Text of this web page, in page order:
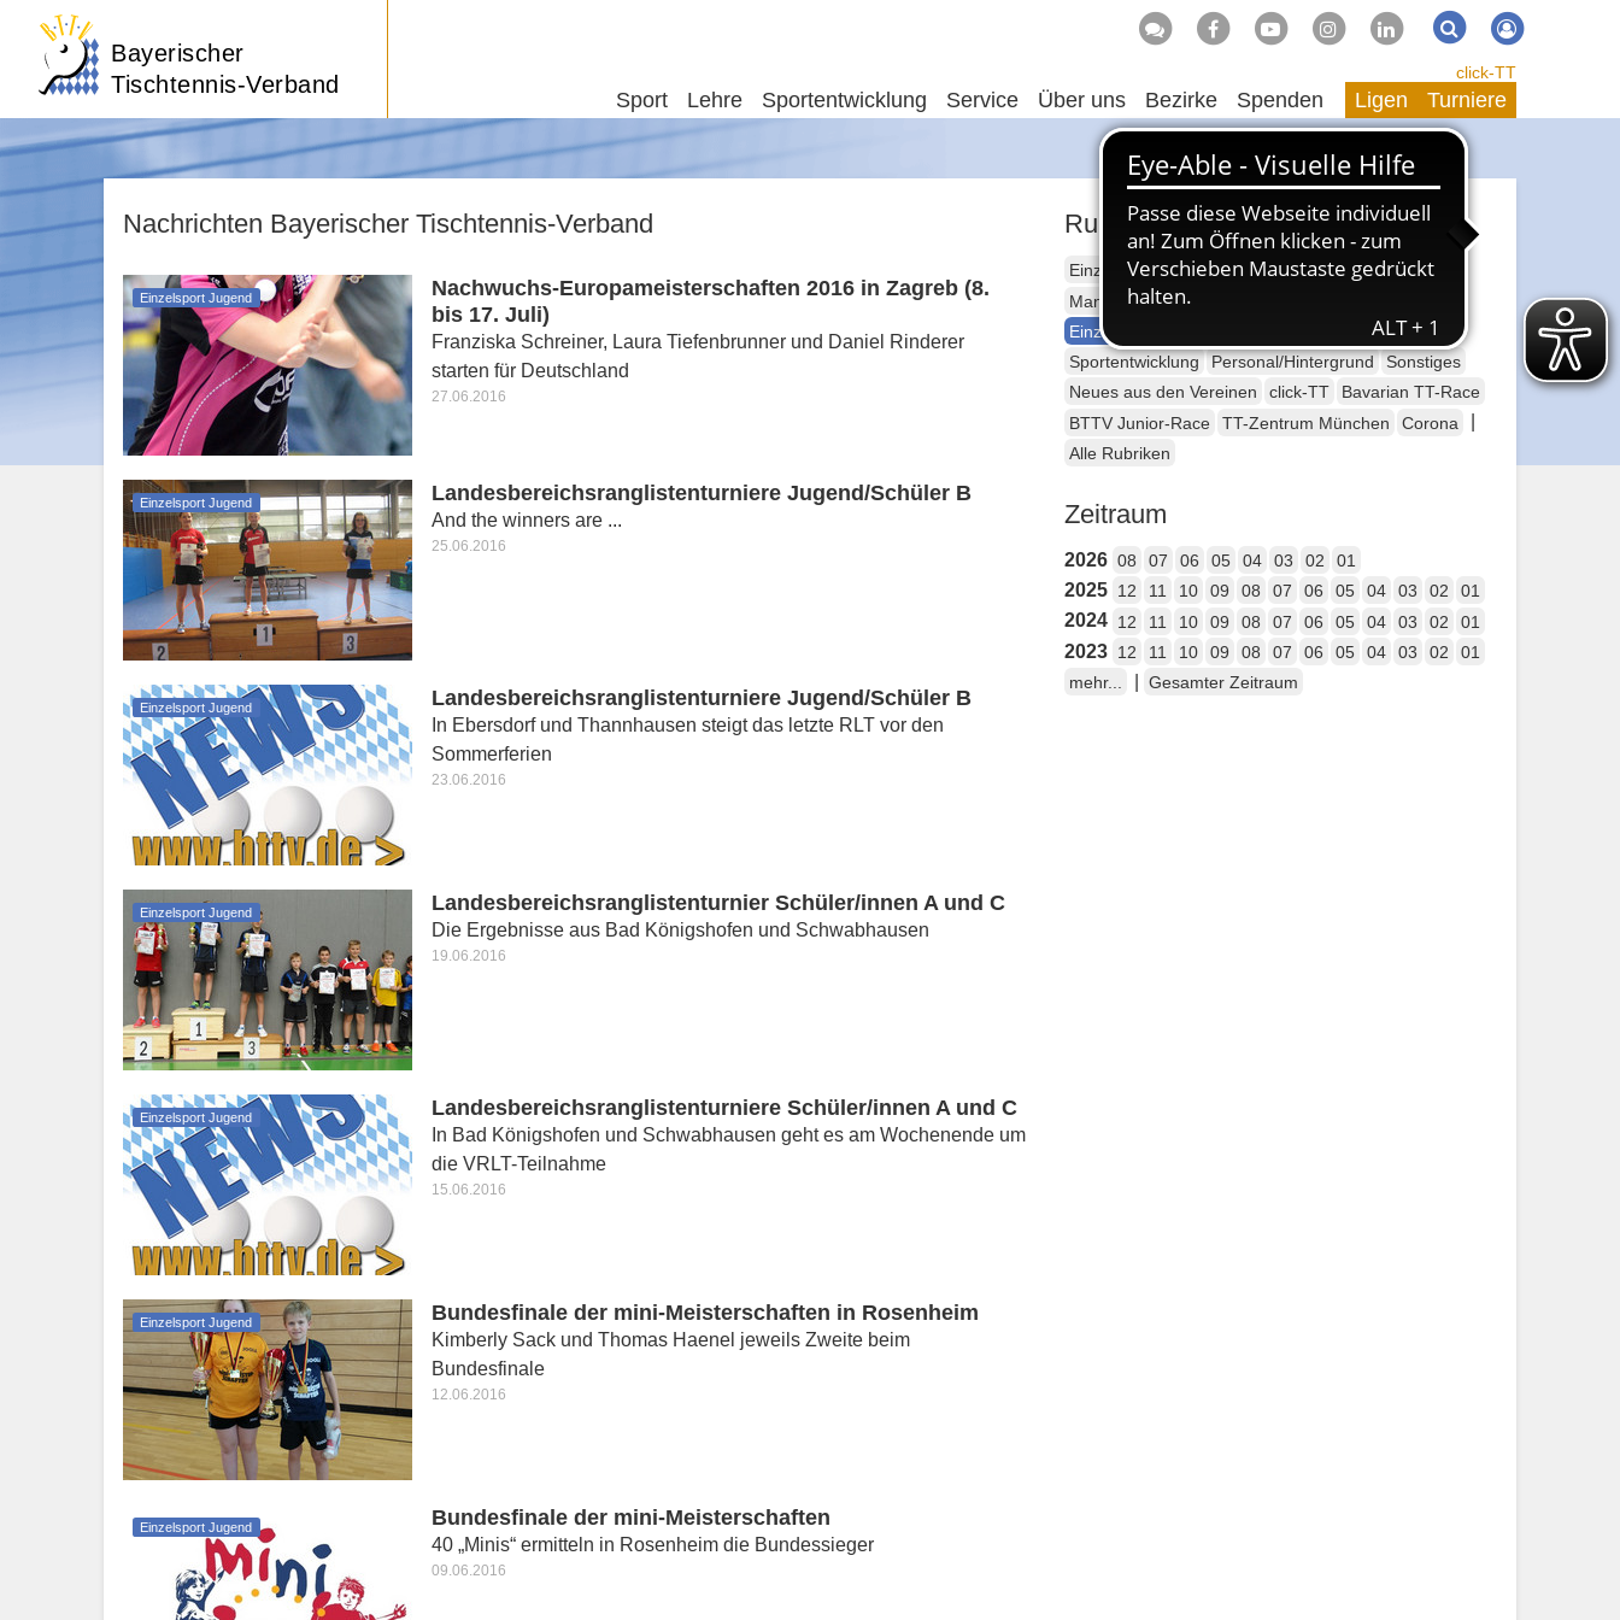
Bayerischer
Tischtennis-Verband
Suche Suchen
Sport Lehre Sportentwicklung Service Über uns Bezirke Spenden
click-TT
Ligen Turniere
Nachrichten Bayerischer Tischtennis-Verband
Einzelsport Jugend
Nachwuchs-Europameisterschaften 2016 in Zagreb (8.
bis 17. Juli)
Franziska Schreiner, Laura Tiefenbrunner und Daniel Rinderer
starten für Deutschland
27.06.2016
Einzelsport Jugend Landesbereichsranglistenturniere Jugend/Schüler B
And the winners are ...
25.06.2016
Einzelsport Jugend Landesbereichsranglistenturniere Jugend/Schüler B
In Ebersdorf und Thannhausen steigt das letzte RLT vor den
Sommerferien
23.06.2016
Einzelsport Jugend Landesbereichsranglistenturnier Schüler/innen A und C
Die Ergebnisse aus Bad Königshofen und Schwabhausen
19.06.2016
Einzelsport Jugend Landesbereichsranglistenturniere Schüler/innen A und C
In Bad Königshofen und Schwabhausen geht es am Wochenende um
die VRLT-Teilnahme
15.06.2016
Einzelsport Jugend Bundesfinale der mini-Meisterschaften in Rosenheim
Kimberly Sack und Thomas Haenel jeweils Zweite beim
Bundesfinale
12.06.2016
Einzelsport Jugend Bundesfinale der mini-Meisterschaften
40 „Minis“ ermitteln in Rosenheim die Bundessieger
09.06.2016
Rubriken
Einzelsport Erwachsene
Mannschaftssport Erwachsene
Einzelsport Jugend
Mannschaftssport Jugend
Sportentwicklung
Personal/Hintergrund
Sonstiges
Neues aus den Vereinen
click-TT
Bavarian TT-Race
BTTV Junior-Race
TT-Zentrum München Corona
Alle Rubriken
Zeitraum
2026 08 07 06 05 04 03 02 01
2025 12 11 10 09 08 07 06 05 04 03 02 01
2024 12 11 10 09 08 07 06 05 04 03 02 01
2023 12 11 10 09 08 07 06 05 04 03 02
01
mehr...
Gesamter Zeitraum